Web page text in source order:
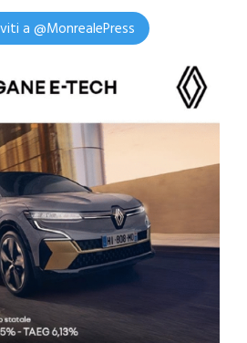
a @MonrealePress